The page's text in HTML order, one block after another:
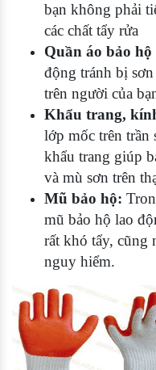
bạn không phải
các chất tẩy rửa
Quần áo bảo
động tránh bị
trên người của
Khẩu trang,
lớp mốc trên trần
khẩu trang giúp
và mù sơn trên
Mũ bảo hộ:
mũ bảo hộ lao
rất khó tẩy, cũng
nguy hiểm.